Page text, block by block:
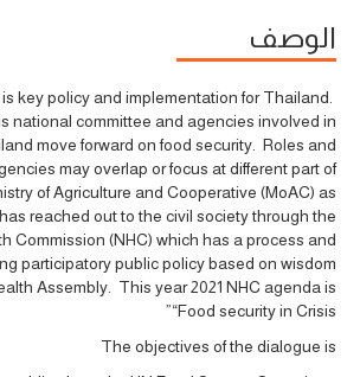
الوصف
key policy and implementation for Thailand.
national committee and agencies involved in
move forward on food security. Roles and
may overlap or focus at different part of
of Agriculture and Cooperative (MoAC) as
reached out to the civil society through the
Commission (NHC) which has a process and
participatory public policy based on wisdom
Assembly. This year 2021 NHC agenda is
“Food security in Crisis”
The objectives of the dialogue is